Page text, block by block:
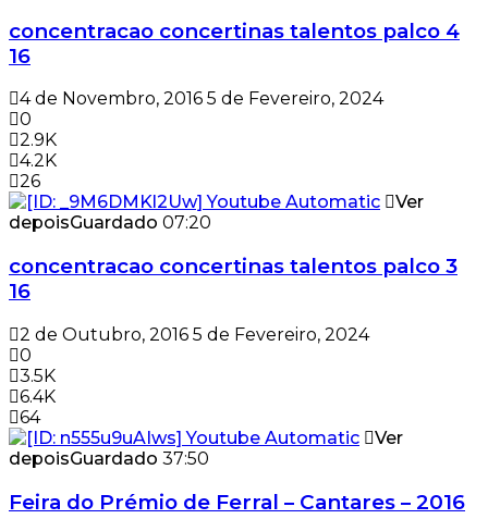
concentracao concertinas talentos palco 4
16
4 de Novembro, 2016 5 de Fevereiro, 2024
0
2.9K
4.2K
26
Ver
depoisGuardado 07:20
concentracao concertinas talentos palco 3
16
2 de Outubro, 2016 5 de Fevereiro, 2024
0
3.5K
6.4K
64
Ver
depoisGuardado 37:50
Feira do Prémio de Ferral – Cantares – 2016